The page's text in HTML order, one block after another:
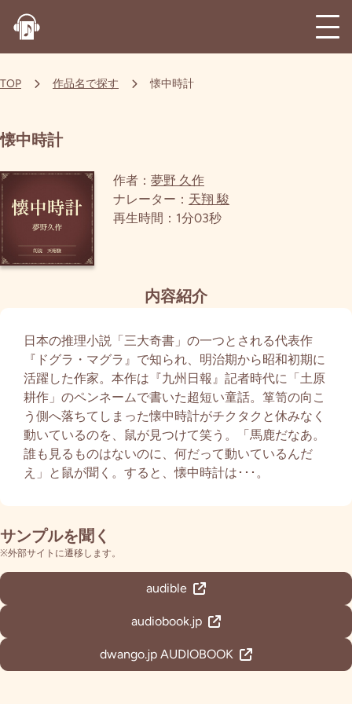
TOP 作品名で探す 懐中時計
懐中時計
作者： 夢野 久作
ナレーター： 天翔 駿
再生時間：1分03秒
内容紹介
日本の推理小説「三大奇書」の一つとされる代表作
『ドグラ・マグラ』で知られ、明治期から昭和初期に
活躍した作家。本作は『九州日報』記者時代に「土原
耕作」のペンネームで書いた超短い童話。箪笥の向こ
う側へ落ちてしまった懐中時計がチクタクと休みなく
動いているのを、鼠が見つけて笑う。「馬鹿だなあ。
誰も見るものはないのに、何だって動いているんだ
え」と鼠が聞く。すると、懐中時計は･･･。
サンプルを聞く
※外部サイトに遷移します。
audible
audiobook.jp
dwango.jp AUDIOBOOK